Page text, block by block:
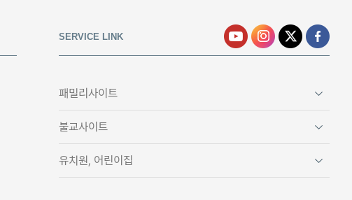
SERVICE LINK
패밀리사이트
불교사이트
유치원, 어린이집